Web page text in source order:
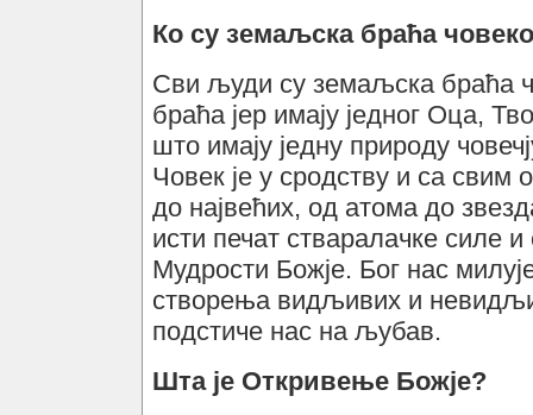
Ко су земаљска браћа
Сви људи су земаљска браћа
браћа јер имају једног Оца,
што имају једну природу
Човек је у сродству и са свим
до највећих, од атома до
исти печат стваралачке силе
Мудрости Божје. Бог нас
створења видљивих и
подстиче нас на љубав.
Шта је Откривење Божје?